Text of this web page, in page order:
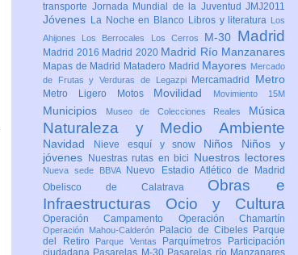
transporte Jornada Mundial de la Juventud JMJ2011
Jóvenes La Noche en Blanco Libros y literatura
Los
Ahijones
Los Berrocales Los Cerros M-30 Madrid
Madrid 2016 Madrid 2020 Madrid Río Manzanares
Mapas de Madrid Matadero Madrid Mayores Mercado
de Frutas y Verduras de Legazpi
Mercamadrid Metro
Metro Ligero Motos Movilidad Movimiento 15M
Municipios Museo de Colecciones Reales Música
Naturaleza y Medio Ambiente
Navidad Nieve esquí y snow Niños Niños y
jóvenes
Nuestras rutas en bici Nuestros lectores
Nueva sede BBVA
Nuevo Estadio Atlético de Madrid
Obelisco de Calatrava Obras e
Infraestructuras Ocio y Cultura
Operación Campamento Operación Chamartín
Operación Mahou-Calderón Palacio de Cibeles Parque
del Retiro
Parque Ventas Parquímetros
Participación